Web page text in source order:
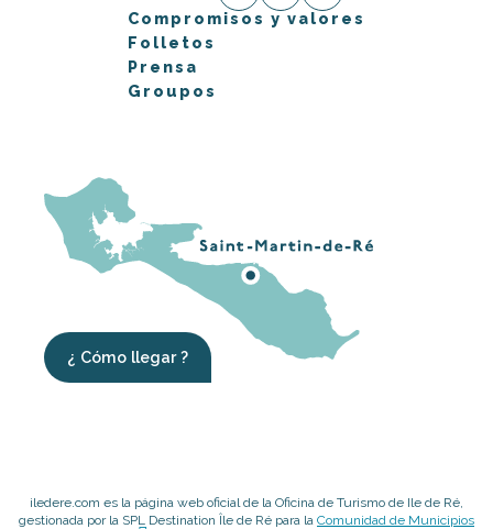
Compromisos y valores
Folletos
Prensa
Groupos
¿ Cómo llegar ?
iledere.com es la página web oficial de la Oficina de Turismo de Ile de Ré,
gestionada por la SPL Destination Île de Ré para la Comunidad de Municipios